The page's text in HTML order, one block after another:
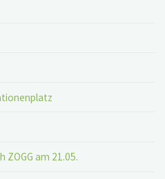
ZOGG am 21.05.